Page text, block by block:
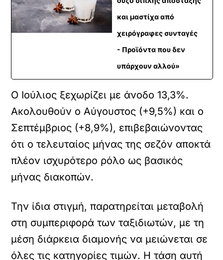
και μαστίχα από
χειρόγραφες συνταγές
- Προϊόντα που δεν
υπάρχουν αλλού»
Ο Ιούλιος ξεχωρίζει με άνοδο 13,3%.
Ακολουθούν ο Αύγουστος (+9,5%) και ο
Σεπτέμβριος (+8,9%), επιβεβαιώνοντας
ότι ο τελευταίος μήνας της σεζόν αποκτά
πλέον ισχυρότερο ρόλο ως βασικός
μήνας διακοπών.
Την ίδια στιγμή, παρατηρείται μεταβολή
στη συμπεριφορά των ταξιδιωτών, με τη
μέση διάρκεια διαμονής να μειώνεται σε
όλες τις κατηγορίες τιμών. Η τάση αυτή